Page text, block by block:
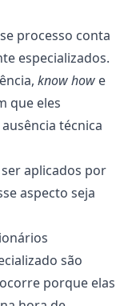
processo conta
especializados.
know how e
que eles
técnica
aplicados por
aspecto seja
são
porque elas